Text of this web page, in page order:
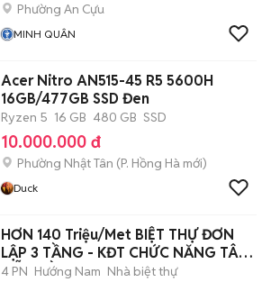
Phường An Cựu
MINH QUÂN
Acer Nitro AN515-45 R5 5600H
16GB/477GB SSD Đen
Ryzen 5 16 GB 480 GB SSD
10.000.000 đ
Phường Nhật Tân (P. Hồng Hà mới)
Duck
HƠN 140 Triệu/Met BIỆT THỰ ĐƠN
LẬP 3 TẦNG - KĐT CHỨC NĂNG TÂY
MỖ - GẦ
4 PN Hướng Nam Nhà biệt thự